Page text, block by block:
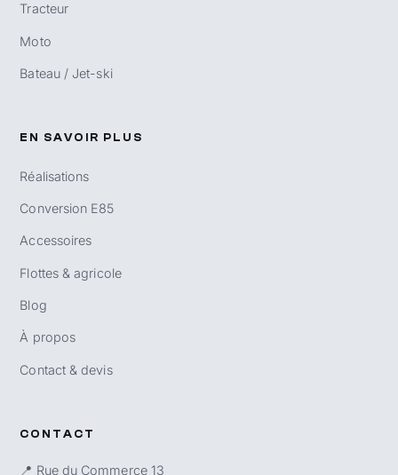
Tracteur
Moto
Bateau / Jet-ski
EN SAVOIR PLUS
Réalisations
Conversion E85
Accessoires
Flottes & agricole
Blog
À propos
Contact & devis
CONTACT
📍 Rue du Commerce 13